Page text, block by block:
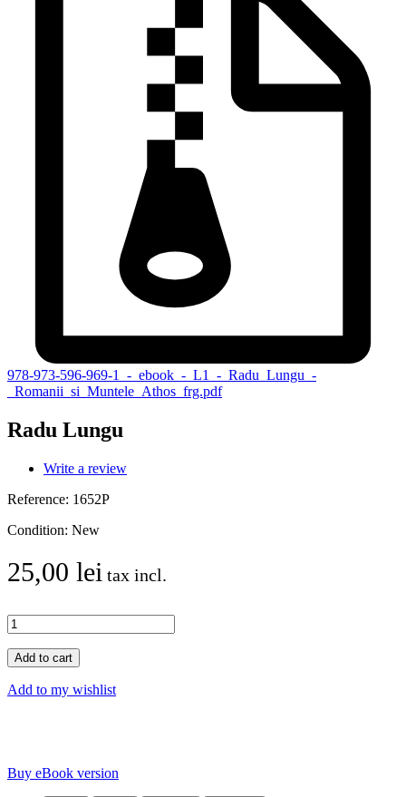
978-973-596-969-1_-_ebook_-_L1_-_Radu_Lungu_-
_Romanii_si_Muntele_Athos_frg.pdf
Radu Lungu
Write a review
Reference: 1652P
Condition: New
25,00 lei tax incl.
Add to cart
Add to my wishlist
Buy eBook version